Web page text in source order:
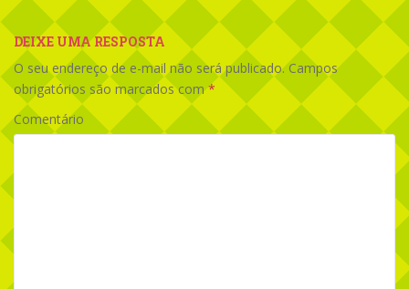
DEIXE UMA RESPOSTA
O seu endereço de e-mail não será publicado.Campos
obrigatórios são marcados com*
Comentário